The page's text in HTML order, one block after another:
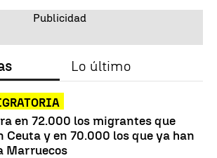
Lo último
en 72.000 los migrantes que
Ceuta y en 70.000 los que ya han
Marruecos